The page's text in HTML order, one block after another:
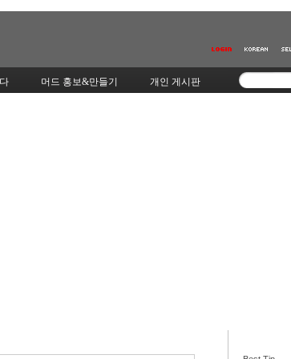
머드 홍보&만들기 개인 게시판